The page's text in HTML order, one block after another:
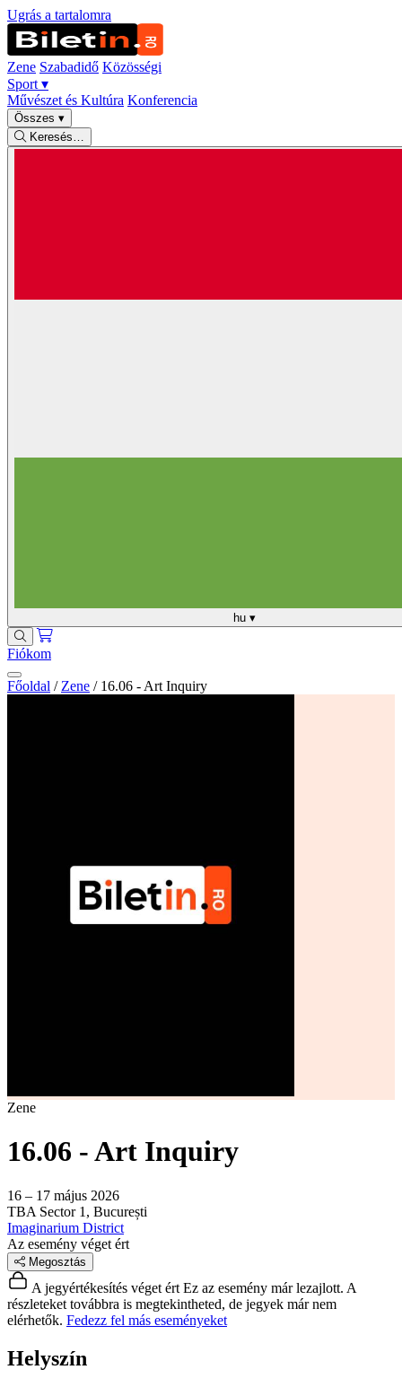
Ugrás a tartalomra
Zene Szabadidő Közösségi
Sport ▾
Művészet és Kultúra Konferencia
Összes ▾
Keresés…
hu ▾
Fiókom
Főoldal / Zene / 16.06 - Art Inquiry
Zene
16.06 - Art Inquiry
16 – 17 május 2026
TBA Sector 1, București
Imaginarium District
Az esemény véget ért
Megosztás
A jegyértékesítés véget ért Ez az esemény már lezajlott. A
részleteket továbbra is megtekintheted, de jegyek már nem
elérhetők. Fedezz fel más eseményeket
Helyszín